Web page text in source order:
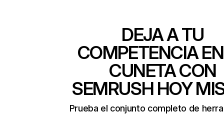
DEJA A TU
COMPETENCIA
CUNETA CON
SEMRUSH HOY
Prueba el conjunto completo de